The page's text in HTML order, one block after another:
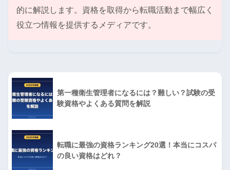
的に解説します。資格を取得から転職活動まで幅広く
役立つ情報を提供するメディアです。
第一種衛生管理者になるには？難しい？試験の受
験資格やよくある質問を解説
転職に最強の資格ランキング20選！本当にコスパ
の良い資格はどれ？